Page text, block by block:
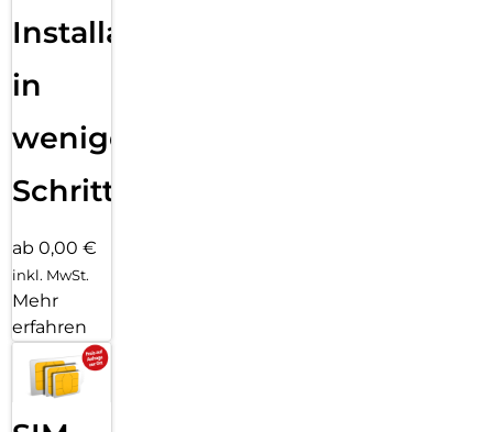
Installation
in
wenigen
Schritten
ab 0,00 €
inkl. MwSt.
Mehr
erfahren